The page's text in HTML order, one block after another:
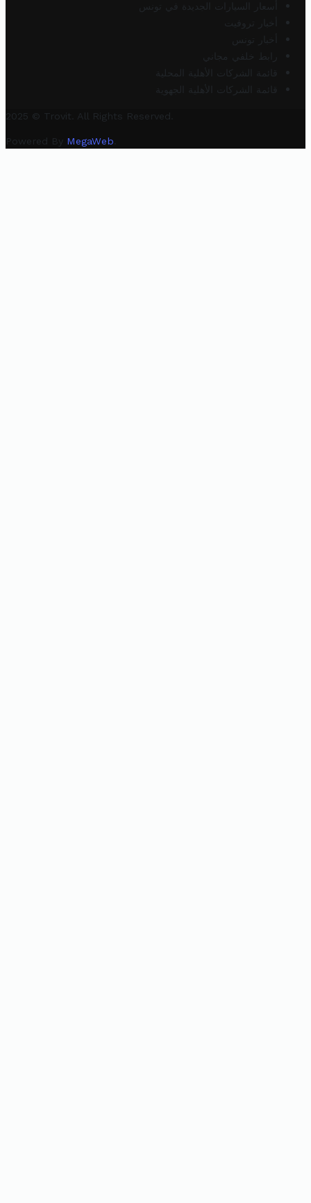
أسعار السيارات الجديدة في تونس
أخبار تروفيت
أخبار تونس
رابط خلفي مجاني
قائمة الشركات الأهلية المحلية
قائمة الشركات الأهلية الجهوية
2025 © Trovit. All Rights Reserved.
Powered By MegaWeb